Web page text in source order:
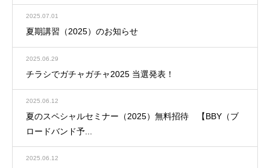
2025.07.01
夏期講習（2025）のお知らせ
2025.06.29
チラシでガチャガチャ2025 当選発表！
2025.06.12
夏のスペシャルセミナー（2025）無料招待 【BBY（ブ
ロードバンド予...
2025.06.12